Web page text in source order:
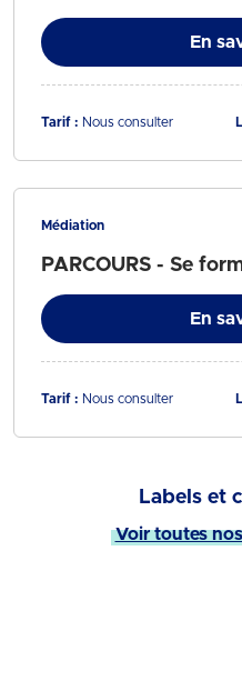
En
Tarif : Nous consulter
Médiation
PARCOURS - Se
En
Tarif : Nous consulter
Labels et
Voir toutes